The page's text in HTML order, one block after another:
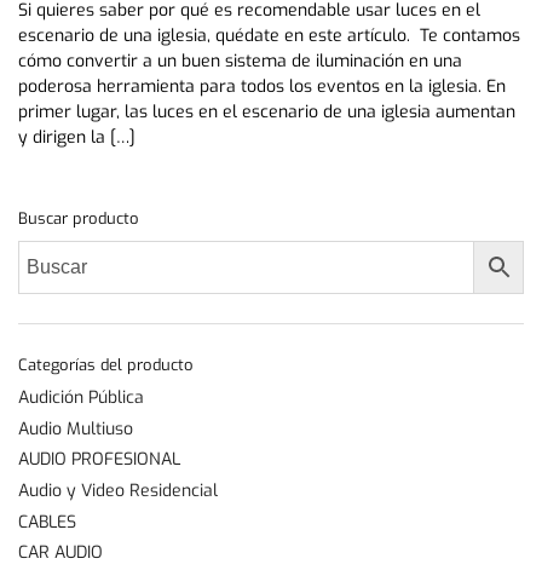
Si quieres saber por qué es recomendable usar luces en el
escenario de una iglesia, quédate en este artículo. Te contamos
cómo convertir a un buen sistema de iluminación en una
poderosa herramienta para todos los eventos en la iglesia. En
primer lugar, las luces en el escenario de una iglesia aumentan
y dirigen la […]
Buscar producto
Categorías del producto
Audición Pública
Audio Multiuso
AUDIO PROFESIONAL
Audio y Video Residencial
CABLES
CAR AUDIO